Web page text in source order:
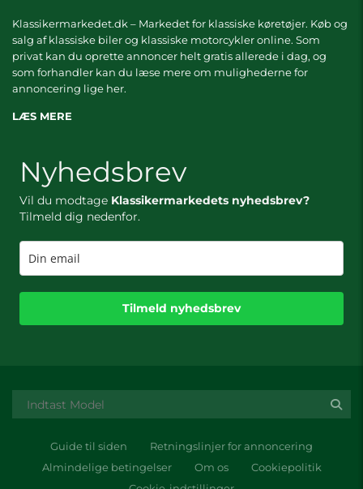
Klassikermarkedet.dk – Markedet for klassiske køretøjer. Køb og
salg af klassiske biler og klassiske motorcykler online. Som
privat kan du oprette annoncer helt gratis allerede i dag, og
som forhandler kan du læse mere om mulighederne for
annoncering lige her.
LÆS MERE
Nyhedsbrev
Vil du modtage Klassikermarkedets nyhedsbrev?
Tilmeld dig nedenfor.
Tilmeld nyhedsbrev
Guide til siden
Retningslinjer for annoncering
Almindelige betingelser
Om os
Cookiepolitik